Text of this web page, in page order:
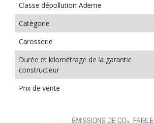
Classe dépollution Ademe
Catégorie
Carosserie
Durée et kilométrage de la garantie
constructeur
Prix de vente